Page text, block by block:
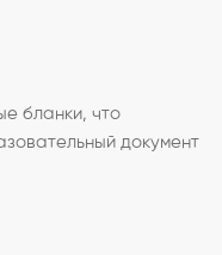
бланки, что
документ